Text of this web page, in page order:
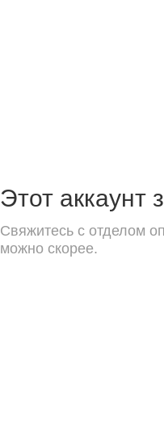
Этот аккаунт
Свяжитесь с отделом
можно скорее.